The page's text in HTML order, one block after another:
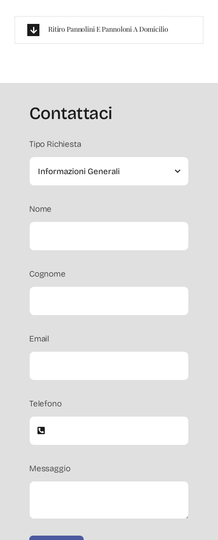
Ritiro Pannolini E Pannoloni A Domicilio
Contattaci
Tipo Richiesta
Nome
Cognome
Email
Telefono
Messaggio